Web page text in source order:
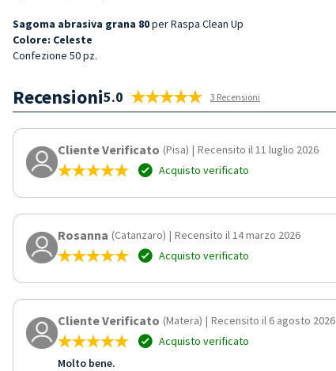
Sagoma abrasiva grana 80per Raspa Clean Up
Colore: Celeste
Confezione 50 pz.
Recensioni5.0 3 Recensioni
Cliente Verificato (Pisa) | Recensito il 11 luglio 2026
Acquisto verificato
Rosanna (Catanzaro) | Recensito il 14 marzo 2026
Acquisto verificato
Cliente Verificato (Matera) | Recensito il 6 agosto 2026
Acquisto verificato
Molto bene.